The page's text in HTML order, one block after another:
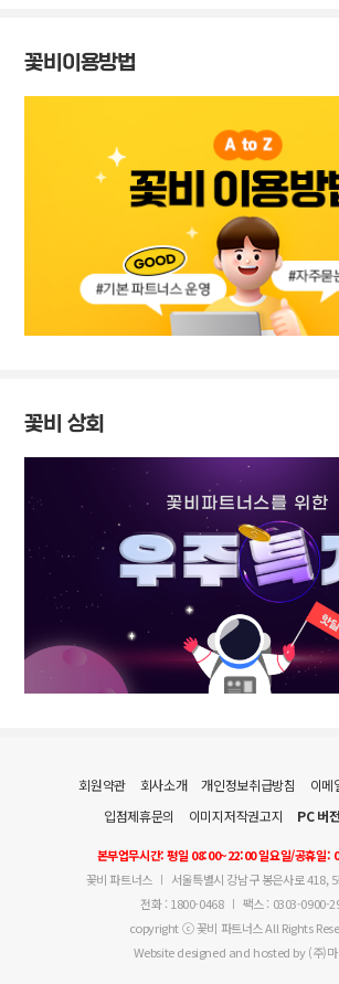
꽃비이용방법
꽃비 상회
회원약관 회사소개 개인정보취급방침
이메
입점제휴문의
이미지저작권고지 PC 버
본부업무시간: 평일 08:00~22:00 일요일/공휴일:
꽃비 파트너스
서울특별시 강남구 봉은사로 418,
전화 : 1800-0468
팩스 : 0303-0900-
copyright ⓒ 꽃비 파트너스 All Rights
Website designed and hosted by (주)마